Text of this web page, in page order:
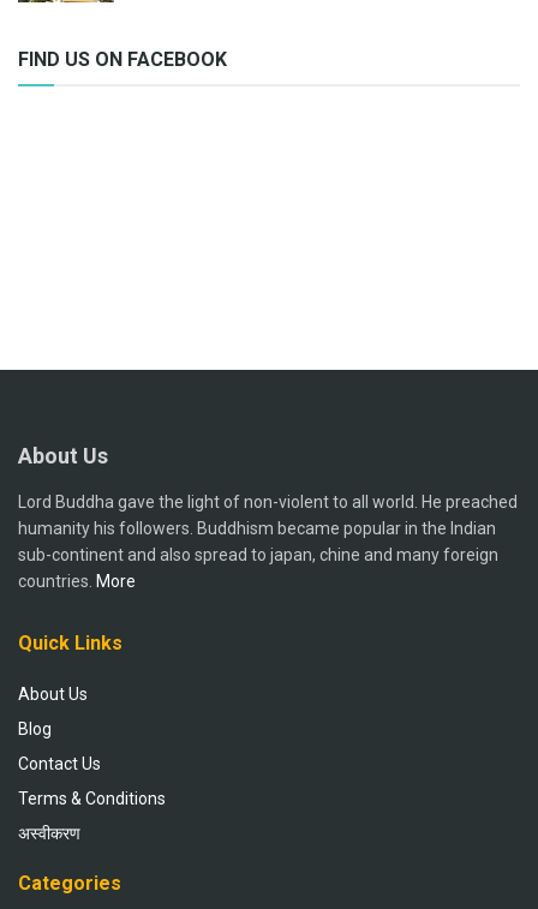
FIND US ON FACEBOOK
About Us
Lord Buddha gave the light of non-violent to all world. He preached
humanity his followers. Buddhism became popular in the Indian
sub-continent and also spread to japan, chine and many foreign
countries. More
Quick Links
About Us
Blog
Contact Us
Terms & Conditions
अस्वीकरण
Categories